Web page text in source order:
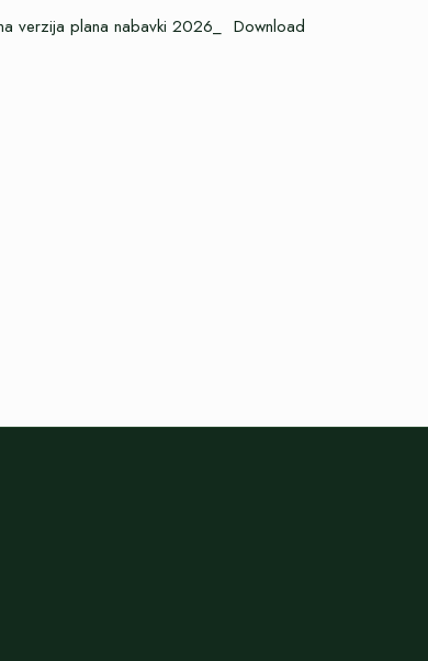
verzija plana nabavki 2026_ Download